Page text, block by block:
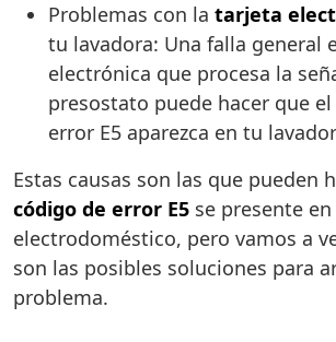
Problemas con la tarjeta
tu lavadora: Una falla general
electrónica que procesa la
presostato puede hacer que
error E5 aparezca en tu
Estas causas son las que pueden
código de error E5 se presente
electrodoméstico, pero vamos a
son las posibles soluciones para
problema.